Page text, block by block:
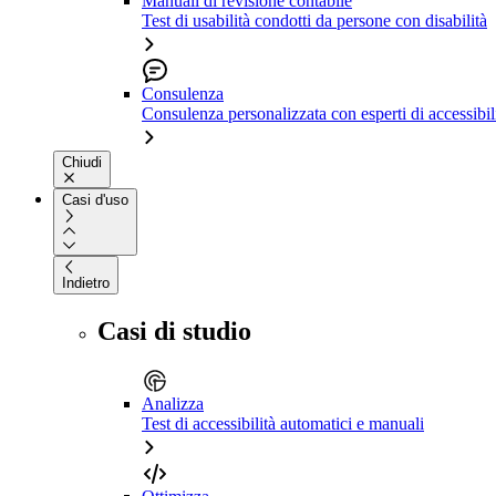
Test di usabilità condotti da persone con disabilità
Consulenza
Consulenza personalizzata con esperti di
Chiudi
Casi d'uso
Indietro
Casi di studio
Analizza
Test di accessibilità automatici e manuali